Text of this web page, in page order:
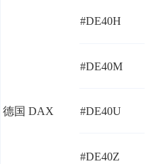
德国 DAX
#DE40H
#DE40M
#DE40U
#DE40Z